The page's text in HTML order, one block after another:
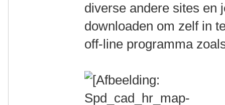
diverse andere sites en
downloaden om zelf in
off-line programma